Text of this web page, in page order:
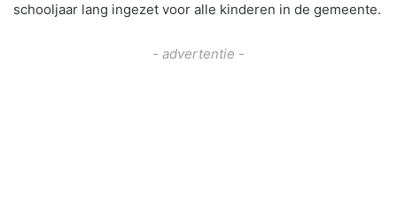
schooljaar lang ingezet voor alle kinderen in de gemeente.
- advertentie -